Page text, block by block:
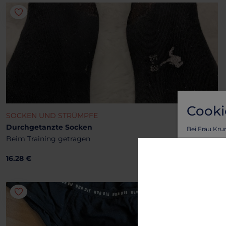
SOCKEN UND STRÜMPFE
Durchgetanzte Socken
Beim Training getragen
16.28 €
Bei Frau
Lass dich